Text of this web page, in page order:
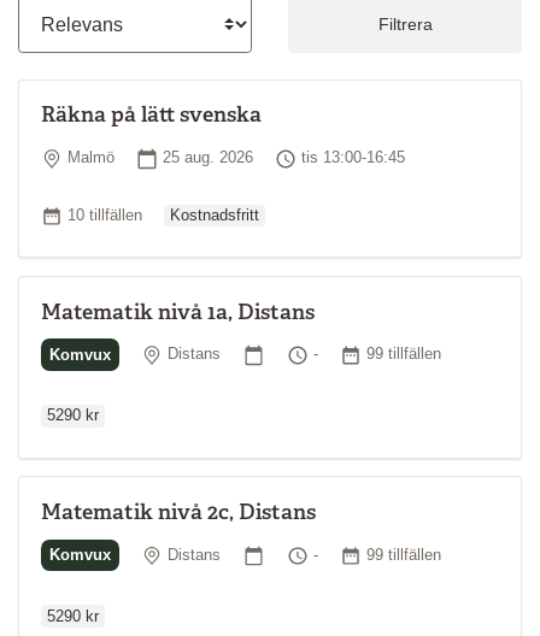
Filtrera
Räkna på lätt svenska
Plats
Malmö Startdatum
25 aug. 2026 Tid
tis 13:00-16:45
Antal tillfällen
10 tillfällen Kostnadsfritt
Matematik nivå 1a, Distans
Komvux Plats
Distans Startdatum
Tid
- Antal tillfällen
99 tillfällen
5290 kr
Matematik nivå 2c, Distans
Komvux Plats
Distans Startdatum
Tid
- Antal tillfällen
99 tillfällen
5290 kr